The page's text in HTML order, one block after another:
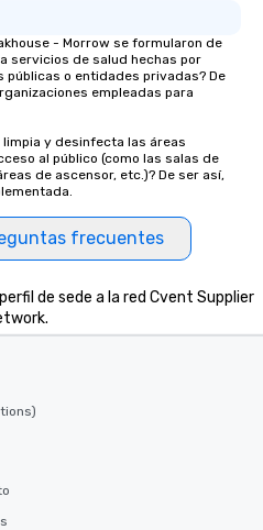
- Morrow se formularon de
servicios de salud hechas por
o entidades privadas? De
empleadas para
y desinfecta las áreas
al público (como las salas de
de ascensor, etc.)? De ser así,
frecuentes
de sede a la red Cvent Supplier